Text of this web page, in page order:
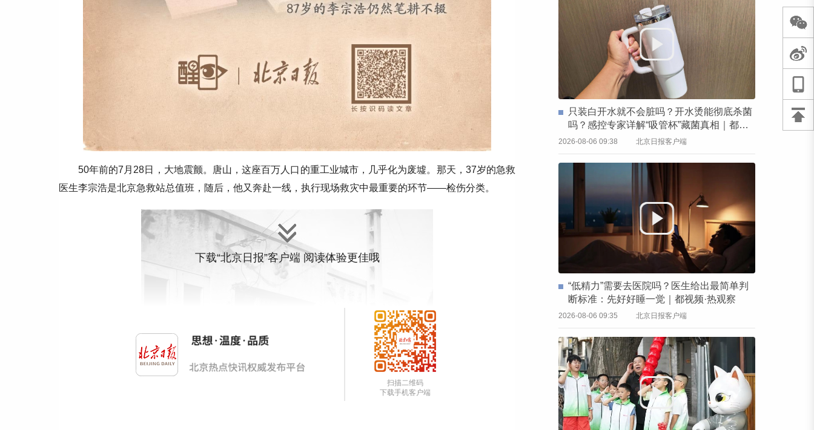
50年前的7月28日，大地震颤。唐山，这座百万人口的重工业城市，几乎化为废墟。那天，37岁的急救
医生李宗浩是北京急救站总值班，随后，他又奔赴一线，执行现场救灾中最重要的环节——检伤分类。
下载“北京日报”客户端 阅读体验更佳哦
扫描二维码
下载手机客户端
只装白开水就不会脏吗？开水烫能彻底杀菌
吗？感控专家详解“吸管杯”藏菌真相｜都视
频·热观察
2026-08-06 09:38 北京日报客户端
“低精力”需要去医院吗？医生给出最简单判
断标准：先好好睡一觉｜都视频·热观察
2026-08-06 09:35 北京日报客户端